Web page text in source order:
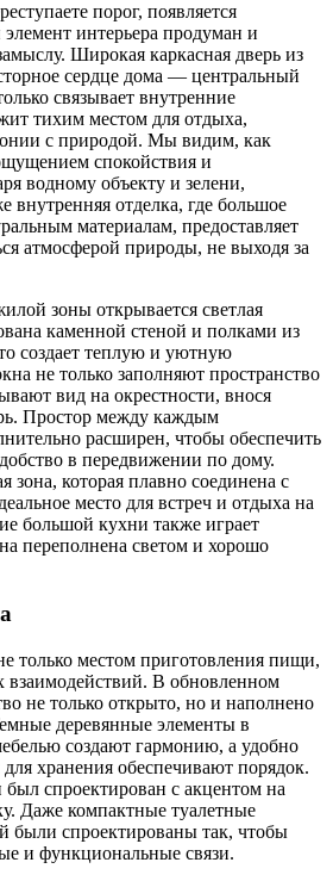
порог, появляется
интерьера продуман и
Широкая каркасная дверь из
сердце дома — центральный
связывает внутренние
тихим местом для отдыха,
с природой. Мы видим, как
спокойствия и
водному объекту и зелени,
отделка, где большое
материалам, предоставляет
атмосферой природы, не выходя за
зоны открывается светлая
каменной стеной и полками из
создает теплую и уютную
не только заполняют пространство
вид на окрестности, внося
Простор между каждым
расширен, чтобы обеспечить
в передвижении по дому.
зона, которая плавно соединена с
место для встреч и отдыха на
большой кухни также играет
переполнена светом и хорошо
только местом приготовления пищи,
В обновленном
не только открыто, но и наполнено
деревянные элементы в
создают гармонию, а удобно
хранения обеспечивают порядок.
спроектирован с акцентом на
Даже компактные туалетные
были спроектированы так, чтобы
и функциональные связи.